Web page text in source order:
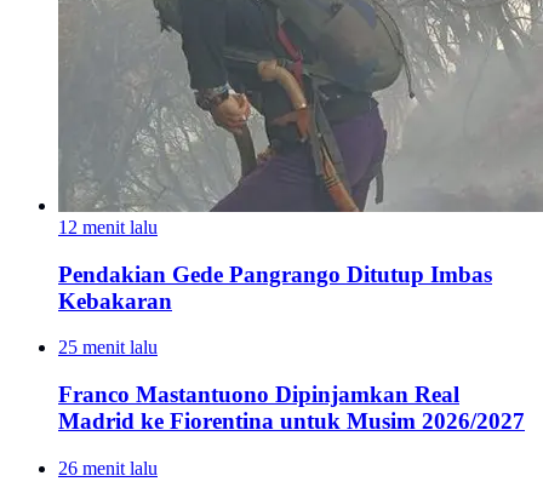
12 menit lalu
Pendakian Gede Pangrango Ditutup Imbas
Kebakaran
25 menit lalu
Franco Mastantuono Dipinjamkan Real
Madrid ke Fiorentina untuk Musim 2026/2027
26 menit lalu